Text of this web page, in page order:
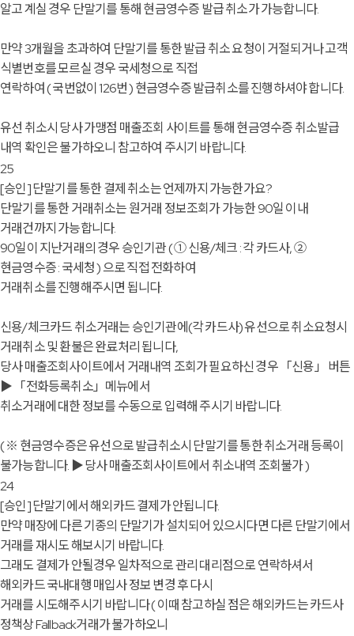
알고 계실 경우 단말기를 통해 현금영수증 발급 취소가 가능합니다.
만약 3개월을 초과하여 단말기를 통한 발급 취소 요청이 거절되거나 고객
식별번호를 모르실 경우 국세청으로 직접
연락하여 ( 국번없이 126번 ) 현금영수증 발급취소를 진행하셔야 합니다.
유선 취소시 당사 가맹점 매출조회 사이트를 통해 현금영수증 취소발급
내역 확인은 불가하오니 참고하여 주시기 바랍니다.
25
[승인]단말기를 통한 결제 취소는 언제까지 가능한가요?
단말기를 통한 거래취소는 원거래 정보조회가 가능한 90일 이내
거래건까지 가능합니다.
90일이 지난거래의 경우 승인기관 ( ① 신용/체크 : 각 카드사, ②
현금영수증 : 국세청 ) 으로 직접 전화하여
거래취소를 진행해주시면 됩니다.
신용/체크카드 취소거래는 승인기관에(각 카드사) 유선으로 취소요청시
거래취소 및 환불은 완료처리 됩니다,
당사 매출조회사이트에서 거래내역 조회가 필요하신 경우 「신용」 버튼
▶ 「전화등록취소」메뉴에서
취소거래에 대한 정보를 수동으로 입력해 주시기 바랍니다.
( ※ 현금영수증은 유선으로 발급취소시 단말기를 통한 취소거래 등록이
불가능합니다. ▶ 당사 매출조회사이트에서 취소내역 조회불가 )
24
[승인]단말기에서 해외카드 결제가 안됩니다.
만약 매장에 다른 기종의 단말기가 설치되어 있으시다면 다른 단말기에서
거래를 재시도 해보시기 바랍니다.
그래도 결제가 안될경우 일차적으로 관리 대리점으로 연락하셔서
해외카드 국내대행 매입사 정보 변경 후 다시
거래를 시도해주시기 바랍니다 ( 이때 참고하실 점은 해외카드는 카드사
정책상 Fallback거래가 불가하오니